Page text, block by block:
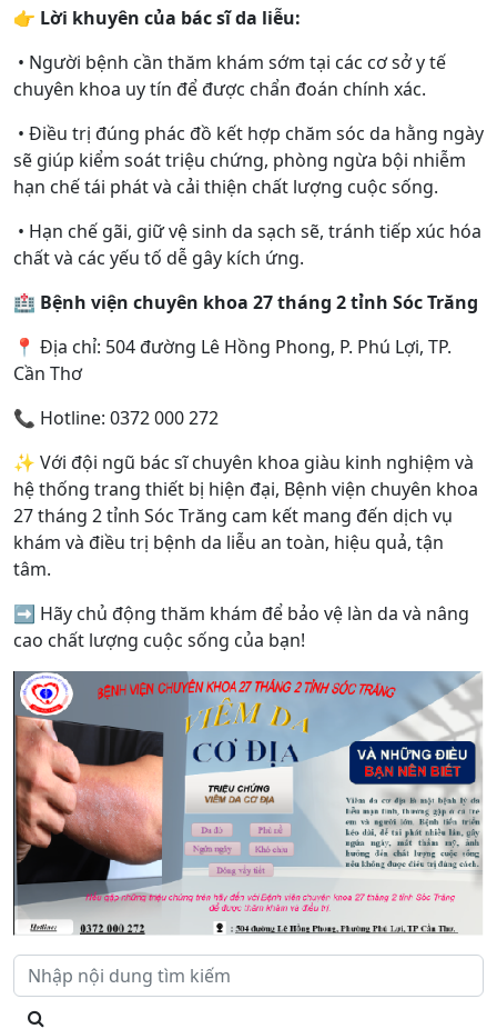
👉 Lời khuyên của bác sĩ da liễu:
• Người bệnh cần thăm khám sớm tại các cơ sở y tế
chuyên khoa uy tín để được chẩn đoán chính xác.
• Điều trị đúng phác đồ kết hợp chăm sóc da hằng ngày
sẽ giúp kiểm soát triệu chứng, phòng ngừa bội nhiễm
hạn chế tái phát và cải thiện chất lượng cuộc sống.
• Hạn chế gãi, giữ vệ sinh da sạch sẽ, tránh tiếp xúc hóa
chất và các yếu tố dễ gây kích ứng.
🏥 Bệnh viện chuyên khoa 27 tháng 2 tỉnh Sóc Trăng
📍 Địa chỉ: 504 đường Lê Hồng Phong, P. Phú Lợi, TP.
Cần Thơ
📞 Hotline: 0372 000 272
✨ Với đội ngũ bác sĩ chuyên khoa giàu kinh nghiệm và
hệ thống trang thiết bị hiện đại, Bệnh viện chuyên khoa
27 tháng 2 tỉnh Sóc Trăng cam kết mang đến dịch vụ
khám và điều trị bệnh da liễu an toàn, hiệu quả, tận
tâm.
➡️ Hãy chủ động thăm khám để bảo vệ làn da và nâng
cao chất lượng cuộc sống của bạn!
1. DỊCH VỤ DA LIỄU